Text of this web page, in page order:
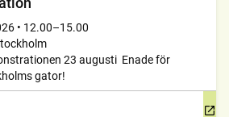
• 12.00–15.00
23 augusti Enade för
gator!